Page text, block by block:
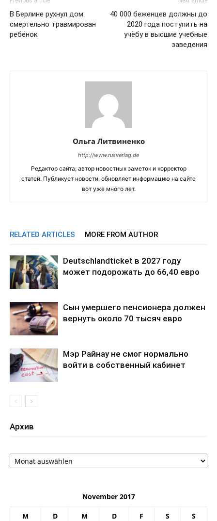
В Берлине рухнул дом:
смертельно травмирован
ребёнок
40 000 беженцев должны до
2020 года поступить на
учёбу в высшие учебные
заведения
Ольга Литвиненко
http://www.rusverlag.de
Редактор сайта, автор новостных заметок и корректор
статей. Публикует новости, обновляет информацию на сайте
вот уже много лет.
RELATED ARTICLES MORE FROM AUTHOR
Deutschlandticket в 2027 году
может подорожать до 66,40 евро
Сын умершего пенсионера должен
вернуть около 70 тысяч евро
Мэр Райнау не смог нормально
войти в собственный кабинет
Архив
Архив
November 2017
M D M D F S S